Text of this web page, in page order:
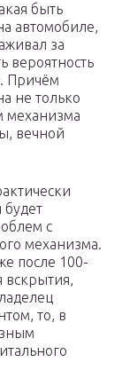
быть
автомобиле,
за
вероятность
Причём
не только
механизма
вечной
будет
с
механизма.
после 100-
вскрытия,
то, в